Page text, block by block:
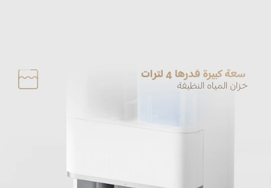
سعة كبيرة قدرها 4 لترات
خزان المياه النظيفة